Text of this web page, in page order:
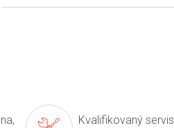
Kvalifikovaný servis